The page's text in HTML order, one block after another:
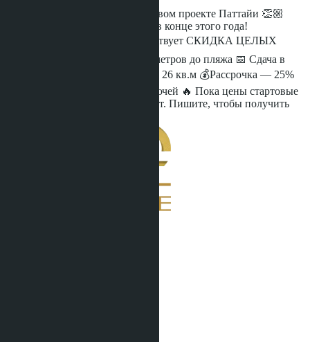
Открыты продажи квартир в новом проекте Паттайи 👏🏼
Строительство завершится уже в конце этого года!
❗️Торопитесь. Прямо сейчас действует СКИДКА ЦЕЛЫХ
200.000 бат (~500.000₽) 📍 800 метров до пляжа 📅 Сдача в
конце 2026 года 🔑 Квартиры от 26 кв.м 💰Рассрочка — 25%
сейчас , 75% при получении ключей 🔥 Пока цены стартовые
— самое время заходить в проект. Пишите, чтобы получить